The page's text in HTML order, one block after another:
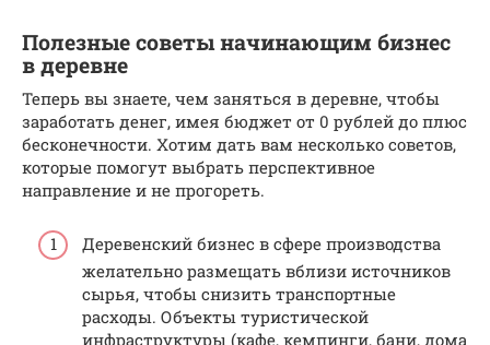
Полезные советы начинающим бизнес
в деревне
Теперь вы знаете, чем заняться в деревне, чтобы
заработать денег, имея бюджет от 0 рублей до плюс
бесконечности. Хотим дать вам несколько советов,
которые помогут выбрать перспективное
направление и не прогореть.
Деревенский бизнес в сфере производства
желательно размещать вблизи источников
сырья, чтобы снизить транспортные
расходы. Объекты туристической
инфраструктуры (кафе, кемпинги, бани, дома